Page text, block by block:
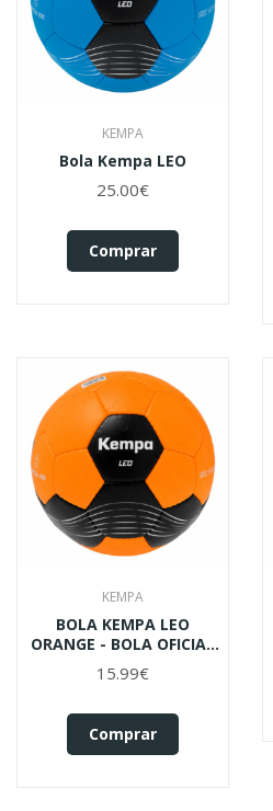
KEMPA
Bola Kempa LEO
25.00€
Comprar
KEMPA
BOLA KEMPA LEO
ORANGE - BOLA OFICIAL
FAP
15.99€
Comprar